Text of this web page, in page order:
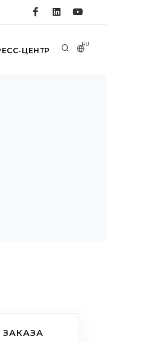
RU
ЦЕНТР